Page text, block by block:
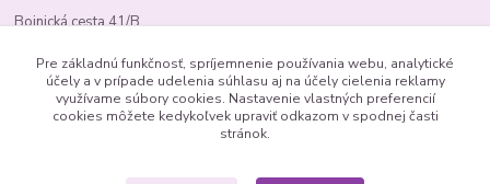
Bojnická cesta 41/B
PRIEVIDZA 97101
Pre základnú funkčnosť, spríjemnenie používania webu, analytické
účely a v prípade udelenia súhlasu aj na účely cielenia reklamy
využívame súbory cookies. Nastavenie vlastných preferencií
cookies môžete kedykoľvek upraviť odkazom v spodnej časti
stránok.